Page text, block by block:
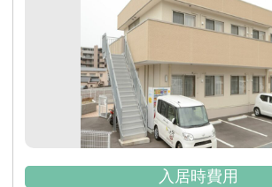
入居時費用